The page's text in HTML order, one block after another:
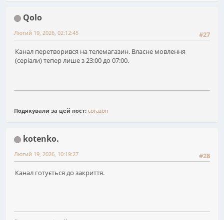
Qolo
#27
Лютий 19, 2026, 02:12:45
Канал перетворився на телемагазин. Власне мовлення
(серіали) тепер лише з 23:00 до 07:00.
Подякували за цей пост: corazon
kotenko.
#28
Лютий 19, 2026, 10:19:27
Канал готується до закриття.